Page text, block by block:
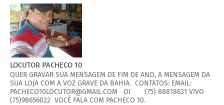
LOCUTOR PACHECO 10
QUER GRAVAR SUA MENSAGEM DE FIM DE ANO, A MENSAGEM DA
SUA LOJA COM A VOZ GRAVE DA BAHIA. CONTATOS: EMAIL:
PACHECO10LOCUTOR@GMAIL.COM OI (75) 88818631 VIVO
(75)98656022 VOCÊ FALA COM PACHECO 10.